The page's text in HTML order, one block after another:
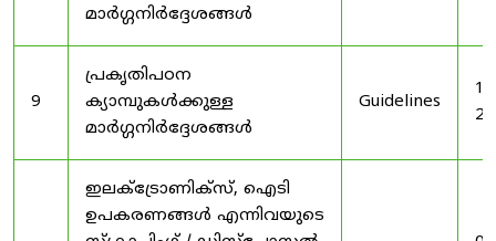
മാർഗ്ഗനിർദ്ദേശങ്ങൾ
9
പ്രകൃതിപഠന
ക്യാമ്പുകൾക്കുള്ള
മാർഗ്ഗനിർദ്ദേശങ്ങൾ
Guidelines
ഇലക്‌ട്രോണിക്‌സ്, ഐടി
ഉപകരണങ്ങൾ എന്നിവയുടെ